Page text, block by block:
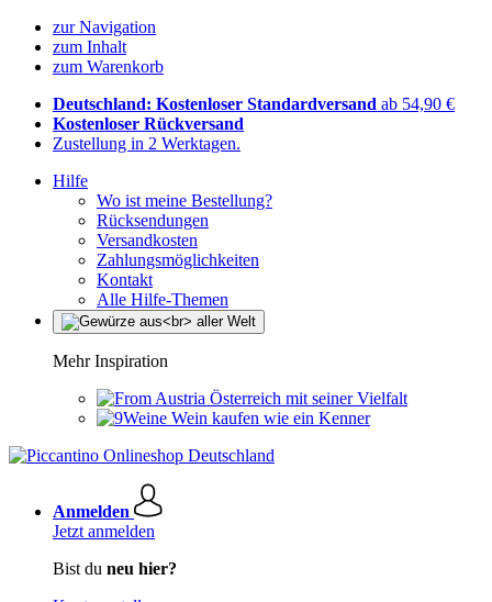
zur Navigation
zum Inhalt
zum Warenkorb
Deutschland: Kostenloser Standardversand ab 54,90 €
Kostenloser Rückversand
Zustellung in 2 Werktagen.
Hilfe
Wo ist meine Bestellung?
Rücksendungen
Versandkosten
Zahlungsmöglichkeiten
Kontakt
Alle Hilfe-Themen
Mehr Inspiration
Österreich mit seiner Vielfalt
Wein kaufen wie ein Kenner
Anmelden
Jetzt anmelden
Bist du neu hier?